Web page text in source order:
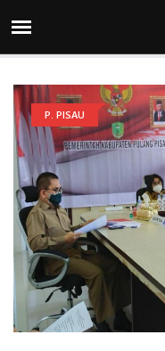
P. PISAU